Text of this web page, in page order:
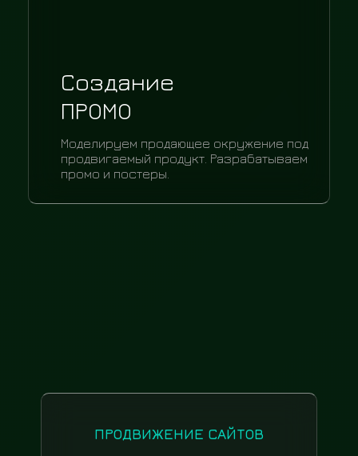
Создание
ПРОМО
Моделируем продающее окружение под
продвигаемый продукт. Разрабатываем
промо и постеры.
ПРОДВИЖЕНИЕ САЙТОВ